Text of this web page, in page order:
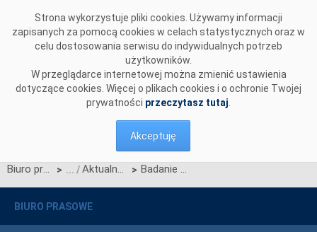
Strona wykorzystuje pliki cookies. Używamy informacji
zapisanych za pomocą cookies w celach statystycznych oraz w
celu dostosowania serwisu do indywidualnych potrzeb
użytkowników.
W przeglądarce internetowej można zmienić ustawienia
dotyczące cookies. Więcej o plikach cookies i o ochronie Twojej
prywatności przeczytasz tutaj
Akceptuję
Biuro prasowe > Aktualności > Badanie sytuacji ekonomicznej przedsiębiorstwa na potrzeby certyfikacji do aukcji
BIURO PRASOWE